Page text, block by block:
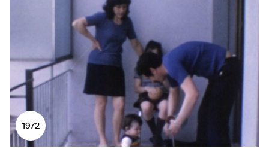
1972